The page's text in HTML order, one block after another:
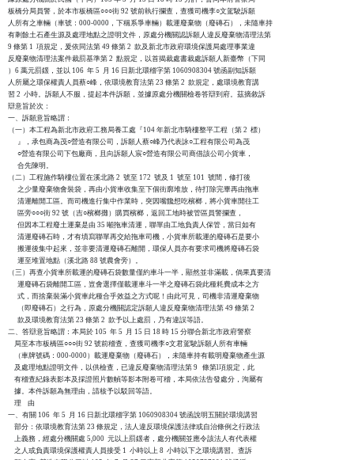
板橋分局員警，於本市板橋區○○○街 92 號前執行攔查，查獲司機李○文駕駛訴願
人所有之車輛（車號：000-0000，下稱系爭車輛）載運廢棄物（廢磚石），未隨車持
有剩餘土石產生源及處理地點之證明文件，原處分機關認訴願人違反廢棄物清理法第
9 條第 1  項規定，爰依同法第 49 條第 2  款及新北市政府環境保護局處理事業違
反廢棄物清理法案件裁罰基準第 2  點規定，以首揭裁處書裁處訴願人新臺幣（下同
）6 萬元罰鍰，並以 106  年 5  月 16 日新北環稽字第 1060908304 號函副知訴願
人所屬之環保權責人員蔡○峰，依環境教育法第 23 條第 2  款規定，處環境教育講
習 2  小時。訴願人不服，提起本件訴願，並據原處分機關檢卷答辯到府。茲摘敘訴
辯意旨於次：
一、訴願意旨略謂：
（一）本工程為新北市政府工務局養工處『104 年新北市騎樓整平工程（第 2  標）
      』，承包商為茂○營造有限公司，訴願人蔡○峰乃代表詠○工程有限公司為茂
      ○營造有限公司下包廠商，且向訴願人宸○營造有限公司商借該公司小貨車，
      合先陳明。
（二）工程施作騎樓位置在溪北路 2  號至 172  號及 1  號至 101  號間，修打後
      之少量廢棄物會裝袋，再由小貨車收集至下個街廓堆放，待打除完畢再由拖車
      清運離開工區。而司機進行集中作業時，突因嘴饞想吃檳榔，將小貨車開往工
      區旁○○○街 92 號（吉○檳榔攤）購買檳榔，返回工地時被管區員警攔查，
      但因本工程廢土運棄是由 35 噸拖車清運，聯單由工地負責人保管，當日如有
      清運廢磚石時，才有填寫聯單再交給拖車司機，小貨車所載運的廢磚石是要小
      搬運後集中起來，並非要清運廢磚石離開，環保人員亦有要求司機將廢磚石袋
      運至堆置地點（溪北路 88 號農會旁）。
（三）再查小貨車所載運的廢磚石袋數量僅約車斗一半，顯然並非滿載，倘果真要清
      運廢磚石袋離開工區，豈會選擇僅載運車斗一半之廢磚石袋此種耗費成本之方
      式，而捨棄裝滿小貨車此種合乎效益之方式呢！由此可見，司機非清運廢棄物
      （即廢磚石）之行為，原處分機關認定訴願人違反廢棄物清理法第 49 條第 2
      款及環境教育法第 23 條第 2  款予以上處罰，乃有違誤等語。
二、答辯意旨略謂：本局於 105  年 5  月 15 日 18 時 15 分聯合新北市政府警察
    局至本市板橋區○○○街 92 號前稽查，查獲司機李○文君駕駛訴願人所有車輛
    （車牌號碼：000-0000）載運廢棄物（廢磚石），未隨車持有載明廢棄物產生源
    及處理地點證明文件，以供檢查，已違反廢棄物清理法第 9   條第l項規定，此
    有稽查紀錄表影本及採證照片數幀等影本附卷可稽，本局依法告發處分，洵屬有
    據。本件訴願為無理由，請核予以駁回等語。
    理    由
一、有關 106  年 5  月 16 日新北環稽字第 1060908304 號函說明五關於環境講習
    部分：依環境教育法第 23 條規定，法人違反環境保護法律或自治條例之行政法
    上義務，經處分機關處 5,000  元以上罰鍰者，處分機關並應令該法人有代表權
    之人或負責環境保護權責人員接受 1  小時以上 8  小時以下之環境講習。查訴